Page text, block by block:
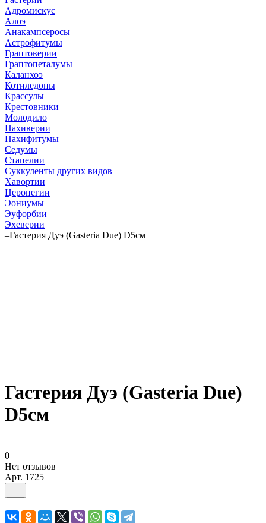
Адромискус
Алоэ
Анакампсеросы
Астрофитумы
Граптоверии
Граптопеталумы
Каланхоэ
Котиледоны
Крассулы
Крестовники
Молодило
Пахиверии
Пахифитумы
Седумы
Стапелии
Суккуленты других видов
Хавортии
Церопегии
Эониумы
Эуфорбии
Эхеверии
–Гастерия Дуэ (Gasteria Due) D5см
Гастерия Дуэ (Gasteria Due)
D5см
0
Нет отзывов
Арт. 1725